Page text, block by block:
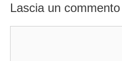
Lascia un commento